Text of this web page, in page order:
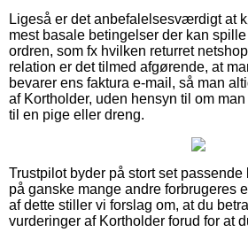
Ligeså er det anbefalelsesværdigt at
mest basale betingelser der kan
ordren, som fx hvilken returret
relation er det tilmed afgørende, at
bevarer ens faktura e-mail, så man
af Kortholder, uden hensyn til om
til en pige eller dreng.
Trustpilot byder på stort set
på ganske mange andre forbrugeres
af dette stiller vi forslag om, at du
vurderinger af Kortholder forud for at